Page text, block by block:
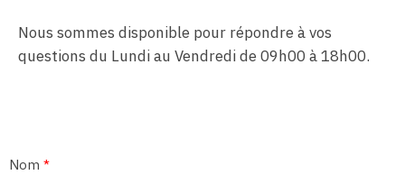
Nous sommes disponible pour répondre à vos
questions du Lundi au Vendredi de 09h00 à 18h00.
Nom *